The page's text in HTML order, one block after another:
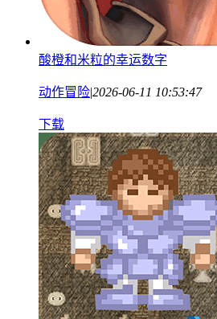
酸橙和米粒的幸运数字
动作冒险|2026-06-11 10:53:47
下载